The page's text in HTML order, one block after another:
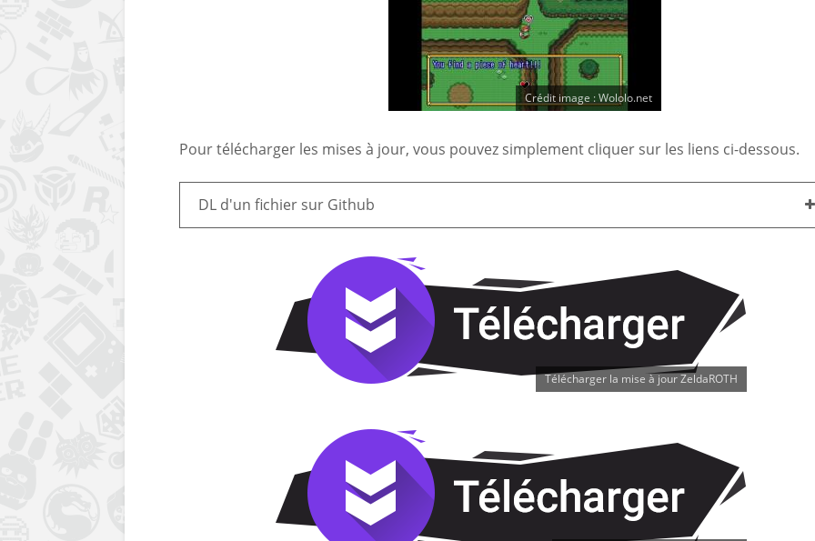
Crédit image : Wololo.net
Pour télécharger les mises à jour, vous pouvez simplement cliquer sur les liens ci-dessous.
DL d'un fichier sur Github
Télécharger la mise à jour ZeldaROTH